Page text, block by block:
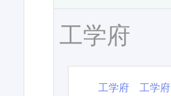
工学府
工学府 工学府